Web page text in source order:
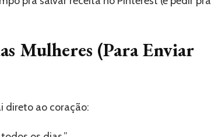
Mulheres (Para Enviar
direto ao coração: